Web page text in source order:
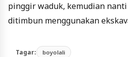
pinggir waduk, kemudian
ditimbun menggunakan
Tagar: boyolali